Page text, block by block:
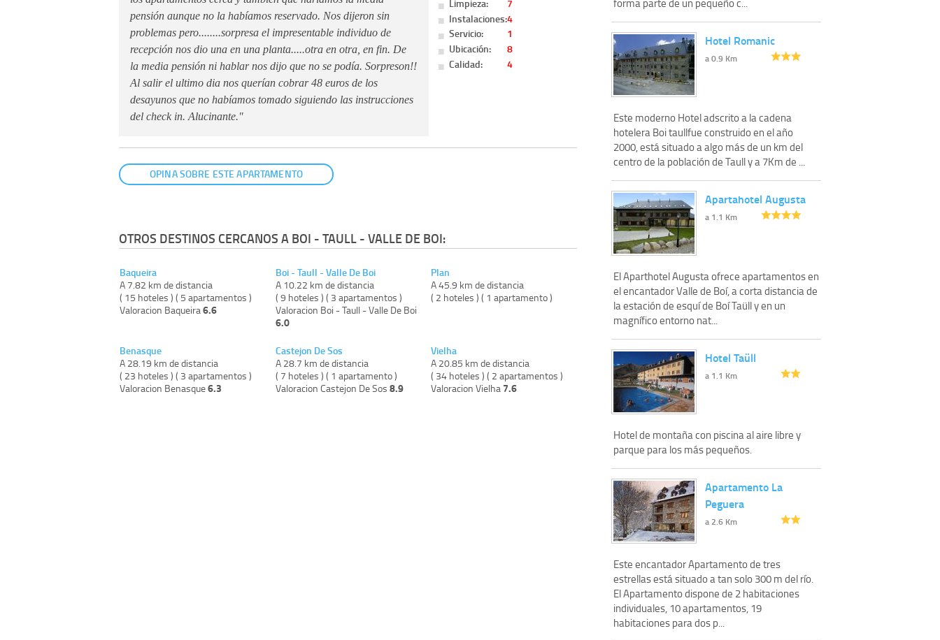
pensión aunque no la habíamos reservado. Nos dijeron sin
problemas pero........sorpresa el impresentable individuo de
recepción nos dio una en una planta.....otra en otra, en fin. De
la media pensión ni hablar nos dijo que no se podía. Sorpreson!!
Al salir el ultimo dia nos querían cobrar 48 euros de los
desayunos que no habíamos tomado siguiendo las instrucciones
del check in. Alucinante."
Instalaciones:4
Servicio:
1
Ubicación:
8
Calidad:
4
OPINA SOBRE ESTE APARTAMENTO
OTROS DESTINOS CERCANOS A BOI - TAULL - VALLE DE BOI:
Baqueira
A 7.82 km de distancia
( 15 hoteles ) ( 5 apartamentos )
Valoracion Baqueira6.6
Benasque
A 28.19 km de distancia
( 23 hoteles ) ( 3 apartamentos )
Valoracion Benasque6.3
Boi - Taull - Valle De Boi
A 10.22 km de distancia
( 9 hoteles ) ( 3 apartamentos )
Valoracion Boi - Taull - Valle De Boi
6.0
Castejon De Sos
A 28.7 km de distancia
( 7 hoteles ) ( 1 apartamento )
Valoracion Castejon De Sos 8.9
Plan
A 45.9 km de distancia
( 2 hoteles ) ( 1 apartamento )
Vielha
A 20.85 km de distancia
( 34 hoteles ) ( 2 apartamentos )
Valoracion Vielha 7.6
Hotel Romanic
a 0.9 Km
Este moderno Hotel adscrito a la cadena
hotelera Boi taullfue construido en el año
2000, está situado a algo más de un km del
centro de la población de Taull y a 7Km de ...
Apartahotel Augusta
a 1.1 Km
El Aparthotel Augusta ofrece apartamentos en
el encantador Valle de Boí, a corta distancia de
la estación de esquí de Boí Taüll y en un
magnífico entorno nat...
Hotel Taüll
a 1.1 Km
Hotel de montaña con piscina al aire libre y
parque para los más pequeños.
Apartamento La
Peguera
a 2.6 Km
Este encantador Apartamento de tres
estrellas está situado a tan solo 300 m del río.
El Apartamento dispone de 2 habitaciones
individuales, 10 apartamentos, 19
habitaciones para dos p...